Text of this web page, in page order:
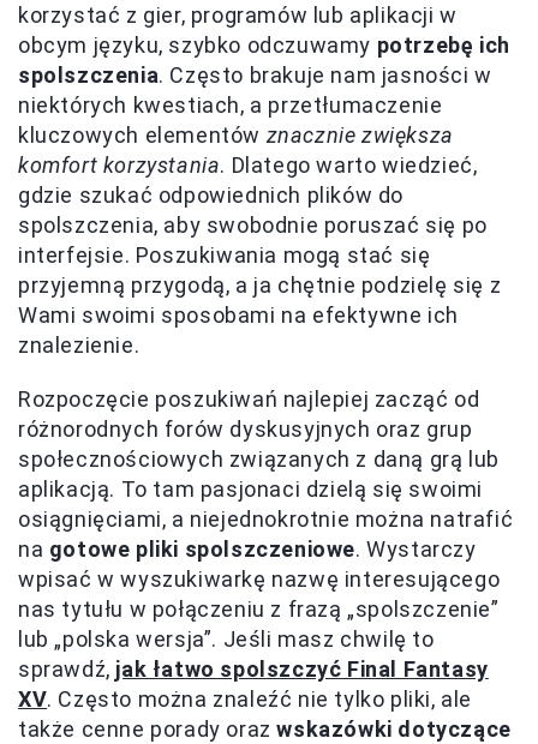
korzystać z gier, programów lub aplikacji w
obcym języku, szybko odczuwamy potrzebę ich
spolszczenia. Często brakuje nam jasności w
niektórych kwestiach, a przetłumaczenie
kluczowych elementów znacznie zwiększa
komfort korzystania. Dlatego warto wiedzieć,
gdzie szukać odpowiednich plików do
spolszczenia, aby swobodnie poruszać się po
interfejsie. Poszukiwania mogą stać się
przyjemną przygodą, a ja chętnie podzielę się z
Wami swoimi sposobami na efektywne ich
znalezienie.
Rozpoczęcie poszukiwań najlepiej zacząć od
różnorodnych forów dyskusyjnych oraz grup
społecznościowych związanych z daną grą lub
aplikacją. To tam pasjonaci dzielą się swoimi
osiągnięciami, a niejednokrotnie można natrafić
na gotowe pliki spolszczeniowe. Wystarczy
wpisać w wyszukiwarkę nazwę interesującego
nas tytułu w połączeniu z frazą „spolszczenie”
lub „polska wersja”. Jeśli masz chwilę to
sprawdź, jak łatwo spolszczyć Final Fantasy
XV. Często można znaleźć nie tylko pliki, ale
także cenne porady orazwskazówki dotyczące